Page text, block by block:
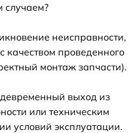
случаем?
неисправности,
качеством проведенного
монтаж запчасти).
выход из
или техническим
условий эксплуатации.